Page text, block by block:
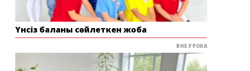
Үнсіз баланы сөйлеткен жоба
ВНЕ УРОКА